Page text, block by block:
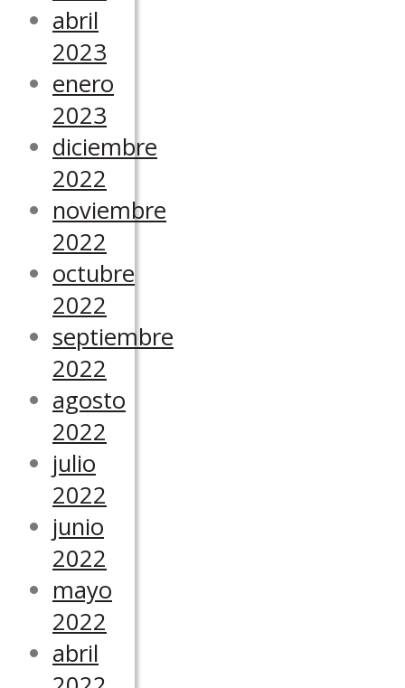
abril
2023
enero
2023
diciembre
2022
noviembre
2022
octubre
2022
septiembre
2022
agosto
2022
julio
2022
junio
2022
mayo
2022
abril